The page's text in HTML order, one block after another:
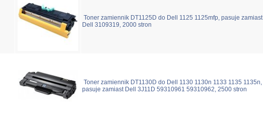
Toner zamiennik DT1125D do Dell 1125 1125mfp, pasuje zamiast
Dell 3109319, 2000 stron
Toner zamiennik DT1130D do Dell 1130 1130n 1133 1135 1135n,
pasuje zamiast Dell 3J11D 59310961 59310962, 2500 stron